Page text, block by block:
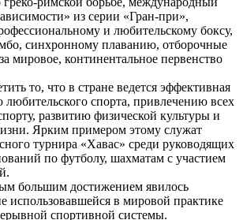
из серии «Гран-при»,
и любительскому боксу,
синхронному плаванию, отборочные
мировое, континентальное первенство
то, что в стране ведется эффективная
любительского спорта, привлечению всех
развитию физической культуры и
Ярким примером этому служат
турнира «Хавас» среди руководящих
по футболу, шахматам с участием
большим достижением явилось
использовавшейся в мировой практике
спортивной системы.